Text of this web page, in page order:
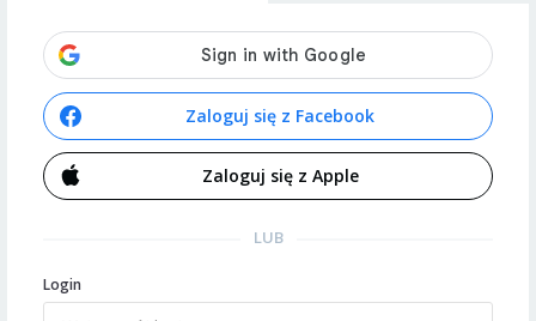
Zaloguj się z Facebook
Zaloguj się z Apple
LUB
Login